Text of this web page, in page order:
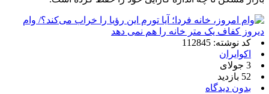
کد نوشته: 112845
اکوایران
3 جولای
52 بازدید
بدون دیدگاه